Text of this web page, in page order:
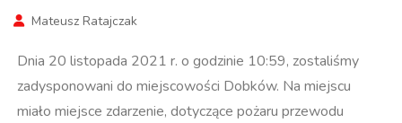
Mateusz Ratajczak
Dnia 20 listopada 2021 r. o godzinie 10:59, zostaliśmy
zadysponowani do miejscowości Dobków. Na miejscu
miało miejsce zdarzenie, dotyczące pożaru przewodu